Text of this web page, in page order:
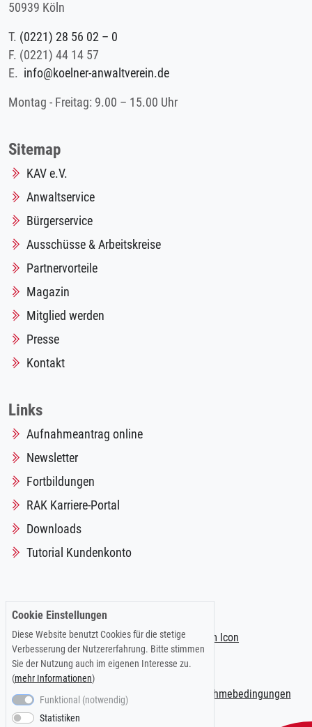
50939 Köln
T. (0221) 28 56 02 – 0
F. (0221) 44 14 57
E. info@koelner-anwaltverein.de
Montag - Freitag: 9.00 – 15.00 Uhr
Sitemap
KAV e.V.
Anwaltservice
Bürgerservice
Ausschüsse & Arbeitskreise
Partnervorteile
Magazin
Mitglied werden
Presse
Kontakt
Links
Aufnahmeantrag online
Newsletter
Fortbildungen
RAK Karriere-Portal
Downloads
Tutorial Kundenkonto
Impressum |Datenschutzerklärung Teilnahmebedingungen
Cookie Einstellungen
Diese Website benutzt Cookies für die stetige
Verbesserung der Nutzererfahrung. Bitte stimmen
Sie der Nutzung auch im eigenen Interesse zu.
(mehr Informationen)
Funktional (notwendig)
Statistiken